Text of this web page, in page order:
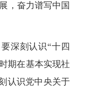
，奋力谱写中国
深刻认识“十四
期在基本实现社
认识党中央关于